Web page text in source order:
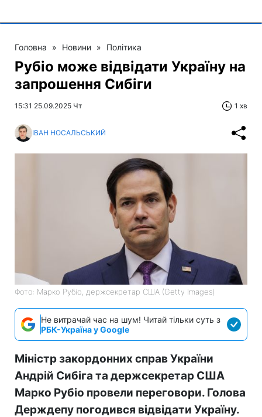
Головна » Новини » Політика
Рубіо може відвідати Україну на
запрошення Сибіги
15:31 25.09.2025 Чт 1 хв
ІВАН НОСАЛЬСЬКИЙ
Фото: Марко Рубіо, держсекретар США (Getty Images)
Не витрачай час на шум! Читай тільки суть з
РБК-Україна у Google
Міністр закордонних справ України
Андрій Сибіга та держсекретар США
Марко Рубіо провели переговори. Голова
Держдепу погодився відвідати Україну.